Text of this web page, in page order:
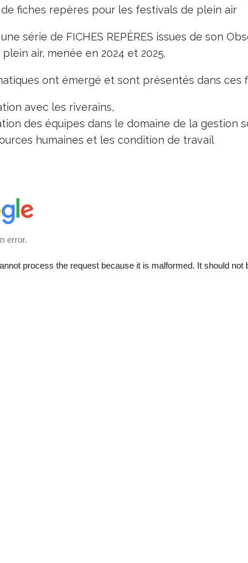
fiches repères pour les festivals de plein air
série de FICHES REPÈRES issues de son
air, menée en 2024 et 2025.
ont émergé et sont présentés dans ces
avec les riverains,
des équipes dans le domaine de la gestion
humaines et les condition de travail